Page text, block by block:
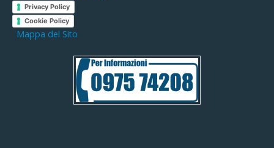
Privacy Policy
Cookie Policy
Mappa del Sito